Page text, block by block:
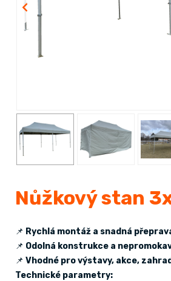
Nůžkový stan
📌 Rychlá montáž a snadná
📌 Odolná konstrukce a
📌 Vhodné pro výstavy, akce,
Technické parametry: